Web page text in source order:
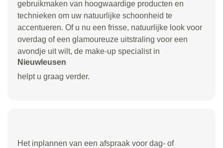
gebruikmaken van hoogwaardige producten en
technieken om uw natuurlijke schoonheid te
accentueren. Of u nu een frisse, natuurlijke look voor
overdag of een glamoureuze uitstraling voor een
avondje uit wilt, de make-up specialist in
Nieuwleusen
helpt u graag verder.
Het inplannen van een afspraak voor dag- of